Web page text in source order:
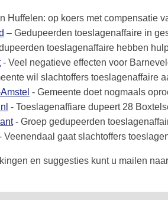
Huffelen: op koers met compensatie
– Gedupeerden toeslagenaffaire in
toeslagenaffaire hebben
- Veel negatieve effecten voor
wil slachtoffers toeslagenaffaire
- Gemeente doet nogmaals
- Toeslagenaffiare dupeert 28
- Groep gedupeerden
Veenendaal gaat slachtoffers
en suggesties kunt u mailen